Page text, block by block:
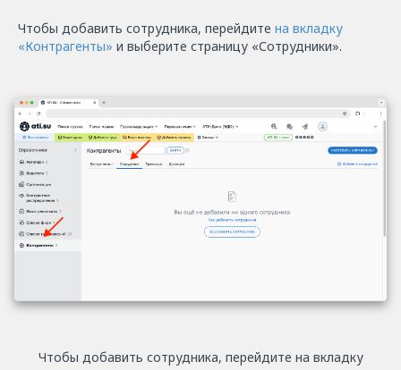
Чтобы добавить сотрудника, перейдите на вкладку
«Контрагенты» и выберите страницу «Сотрудники».
Чтобы добавить сотрудника, перейдите на вкладку